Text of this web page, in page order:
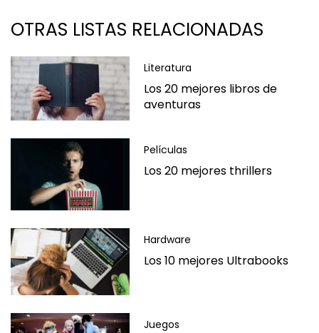
OTRAS LISTAS RELACIONADAS
Literatura
Los 20 mejores libros de
aventuras
Películas
Los 20 mejores thrillers
Hardware
Los 10 mejores Ultrabooks
Juegos